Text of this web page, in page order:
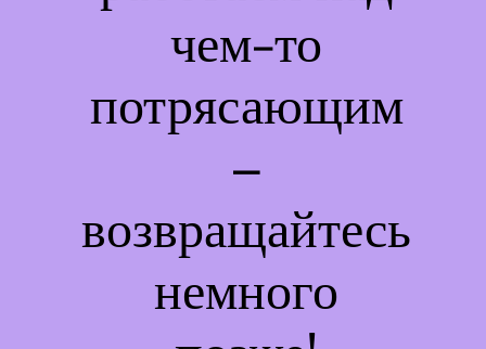
чем-то
потрясающим
–
возвращайтесь
немного